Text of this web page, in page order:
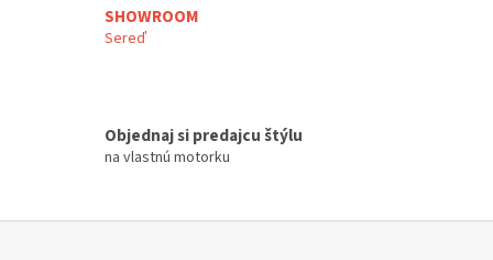
SHOWROOM
Sereď
Objednaj si predajcu štýlu
na vlastnú motorku